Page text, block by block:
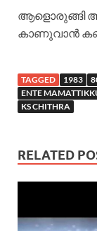
ആളൊരുങ്ങി
കാണുവാന്‍
TAGGED 1983
ENTE
KS CHITHRA
RELATED